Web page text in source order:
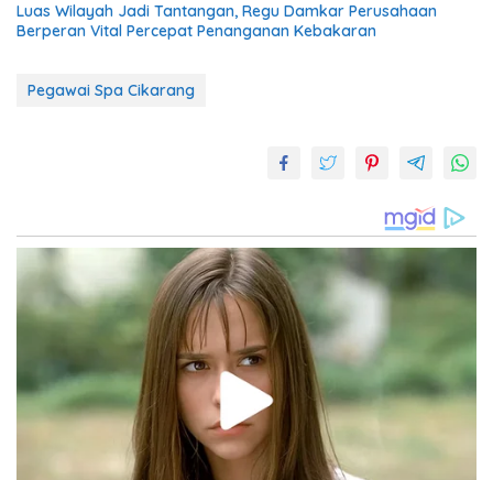
Luas Wilayah Jadi Tantangan, Regu Damkar Perusahaan
Berperan Vital Percepat Penanganan Kebakaran
Pegawai Spa Cikarang